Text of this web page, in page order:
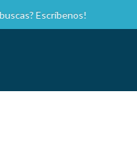
Escríbenos!